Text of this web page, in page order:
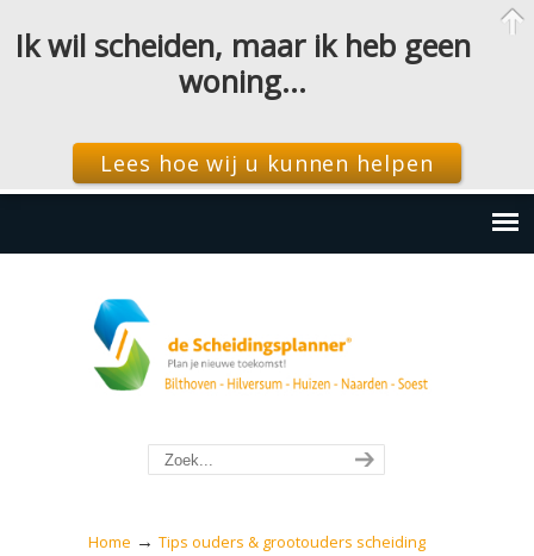
Home → Tips ouders & grootouders scheiding
Ik wil scheiden, maar ik heb geen
woning…
Lees hoe wij u kunnen helpen